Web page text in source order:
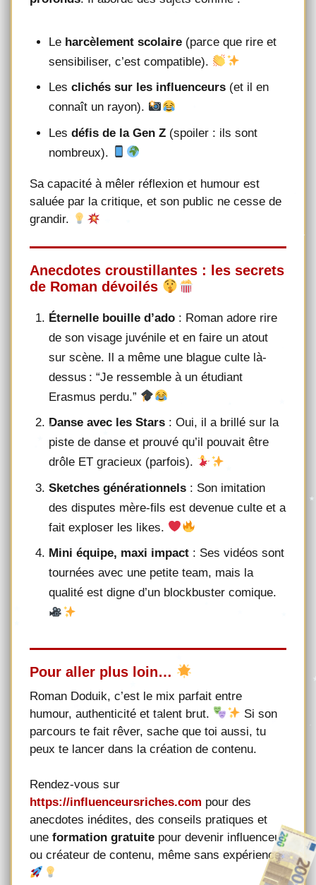
Le harcèlement scolaire (parce que rire et
sensibiliser, c’est compatible).
Les clichés sur les influenceurs (et il en
connaît un rayon).
Les défis de la Gen Z (spoiler : ils sont
nombreux).
Sa capacité à mêler réflexion et humour est
saluée par la critique, et son public ne cesse de
grandir.
Anecdotes croustillantes : les secrets
de Roman dévoilés
Éternelle bouille d’ado : Roman adore rire
de son visage juvénile et en faire un atout
sur scène. Il a même une blague culte là-
dessus : “Je ressemble à un étudiant
Erasmus perdu.”
Danse avec les Stars : Oui, il a brillé sur la
piste de danse et prouvé qu’il pouvait être
drôle ET gracieux (parfois).
Sketches générationnels : Son imitation
des disputes mère-fils est devenue culte et a
fait exploser les likes.
Mini équipe, maxi impact : Ses vidéos sont
tournées avec une petite team, mais la
qualité est digne d’un blockbuster comique.
Pour aller plus loin…
Roman Doduik, c’est le mix parfait entre
humour, authenticité et talent brut.
Si son
parcours te fait rêver, sache que toi aussi, tu
peux te lancer dans la création de contenu.
Rendez-vous sur
https://influenceursriches.com pour des
anecdotes inédites, des conseils pratiques et
une formation gratuite pour devenir influenceur
ou créateur de contenu, même sans expérience.